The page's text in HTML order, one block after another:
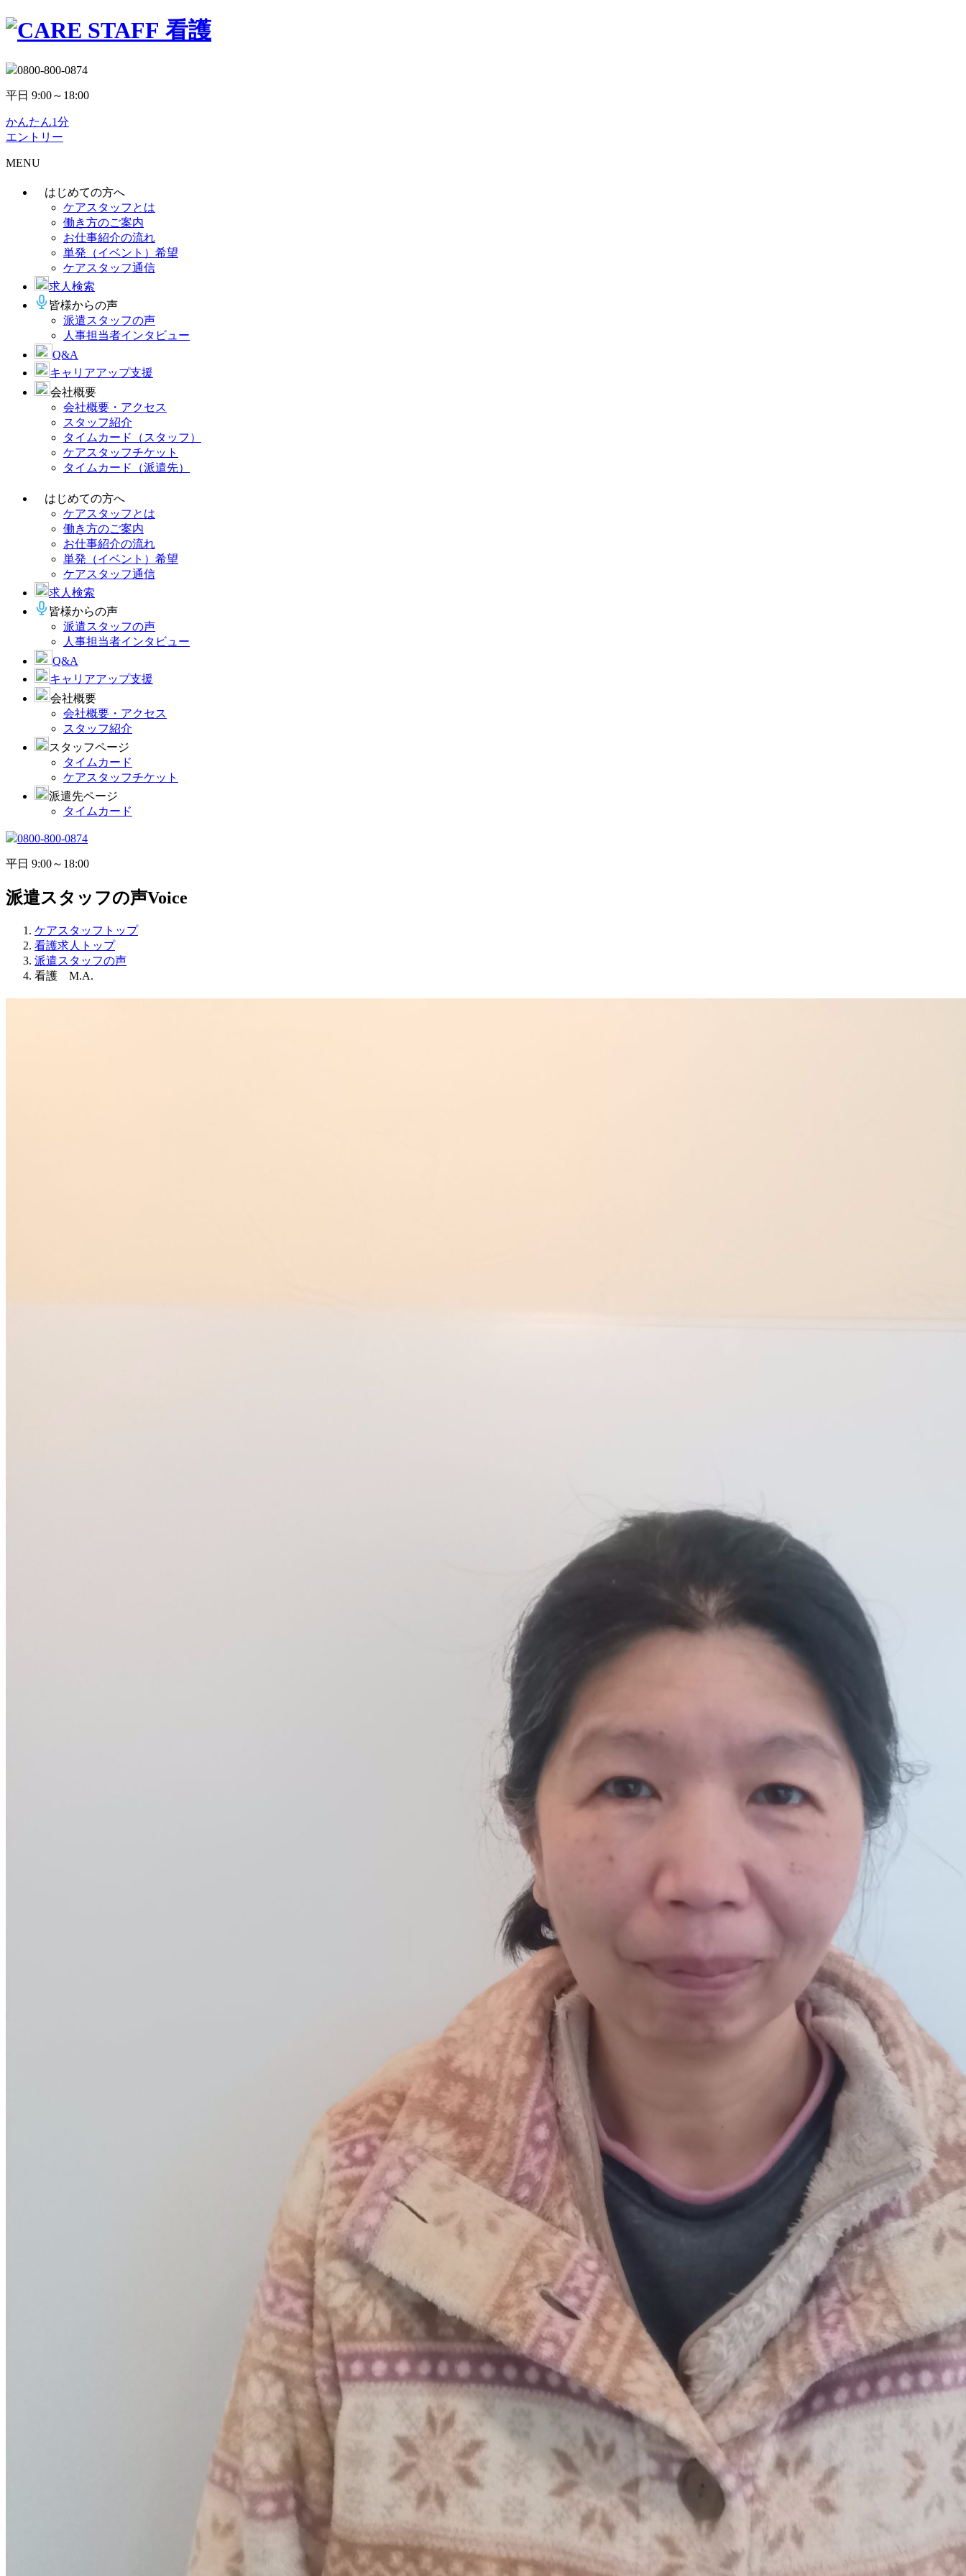
看護
0800-800-0874
平日 9:00～18:00
かんたん1分
エントリー
MENU
はじめての方へ
ケアスタッフとは
働き方のご案内
お仕事紹介の流れ
単発（イベント）希望
ケアスタッフ通信
求人検索
皆様からの声
派遣スタッフの声
人事担当者インタビュー
Q&A
キャリアアップ支援
会社概要
会社概要・アクセス
スタッフ紹介
タイムカード（スタッフ）
ケアスタッフチケット
タイムカード（派遣先）
はじめての方へ
ケアスタッフとは
働き方のご案内
お仕事紹介の流れ
単発（イベント）希望
ケアスタッフ通信
求人検索
皆様からの声
派遣スタッフの声
人事担当者インタビュー
Q&A
キャリアアップ支援
会社概要
会社概要・アクセス
スタッフ紹介
スタッフページ
タイムカード
ケアスタッフチケット
派遣先ページ
タイムカード
0800-800-0874
平日 9:00～18:00
派遣スタッフの声Voice
ケアスタッフトップ
看護求人トップ
派遣スタッフの声
看護 M.A.